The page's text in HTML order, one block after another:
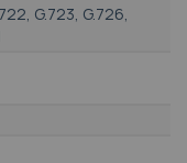
G.723, G.726,